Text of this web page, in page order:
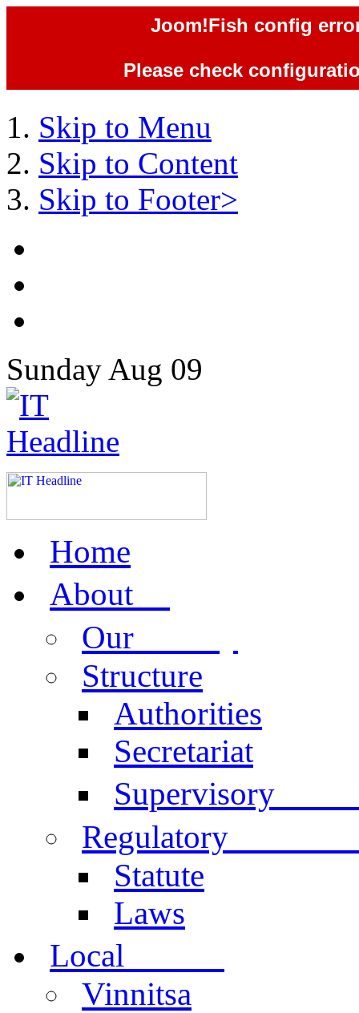
Joom!Fish config
Please check
Skip to Menu
Skip to Content
Skip to Footer>
Sunday Aug 09
Home
Aboutus
Our
Structure
Authorities
Secretariat
Supervisory
Regulatory
Statute
Laws
Local
Vinnitsa